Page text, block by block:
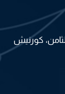
كورنيش